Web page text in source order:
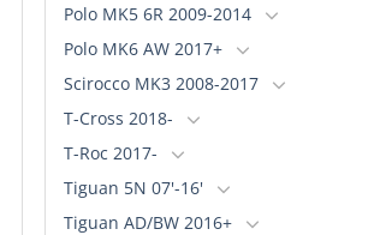
Polo MK5 6R 2009-2014
Polo MK6 AW 2017+
Scirocco MK3 2008-2017
T-Cross 2018-
T-Roc 2017-
Tiguan 5N 07'-16'
Tiguan AD/BW 2016+